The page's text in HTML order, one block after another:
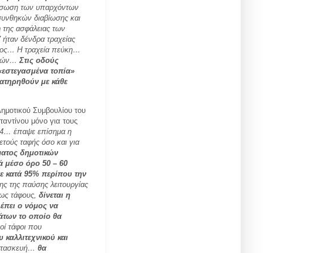
των υπαρχόντων
διαβίωσης και
της ασφάλειας των
δένδρα τραχείας
Η τραχεία πεύκη…
Στις οδούς
τοπία»
με κάθε
Συμβουλίου του
μόνο για τους
έπαψε επίσημα η
ταφής όσο και για
δημοτικών
μέσο όρο 50 – 60
κατά 95% περίπου την
της παύσης λειτουργίας
τάφους, δίνεται η
ο νόμος να
το οποίο θα
τάφοι που
καλλιτεχνικού και
θα